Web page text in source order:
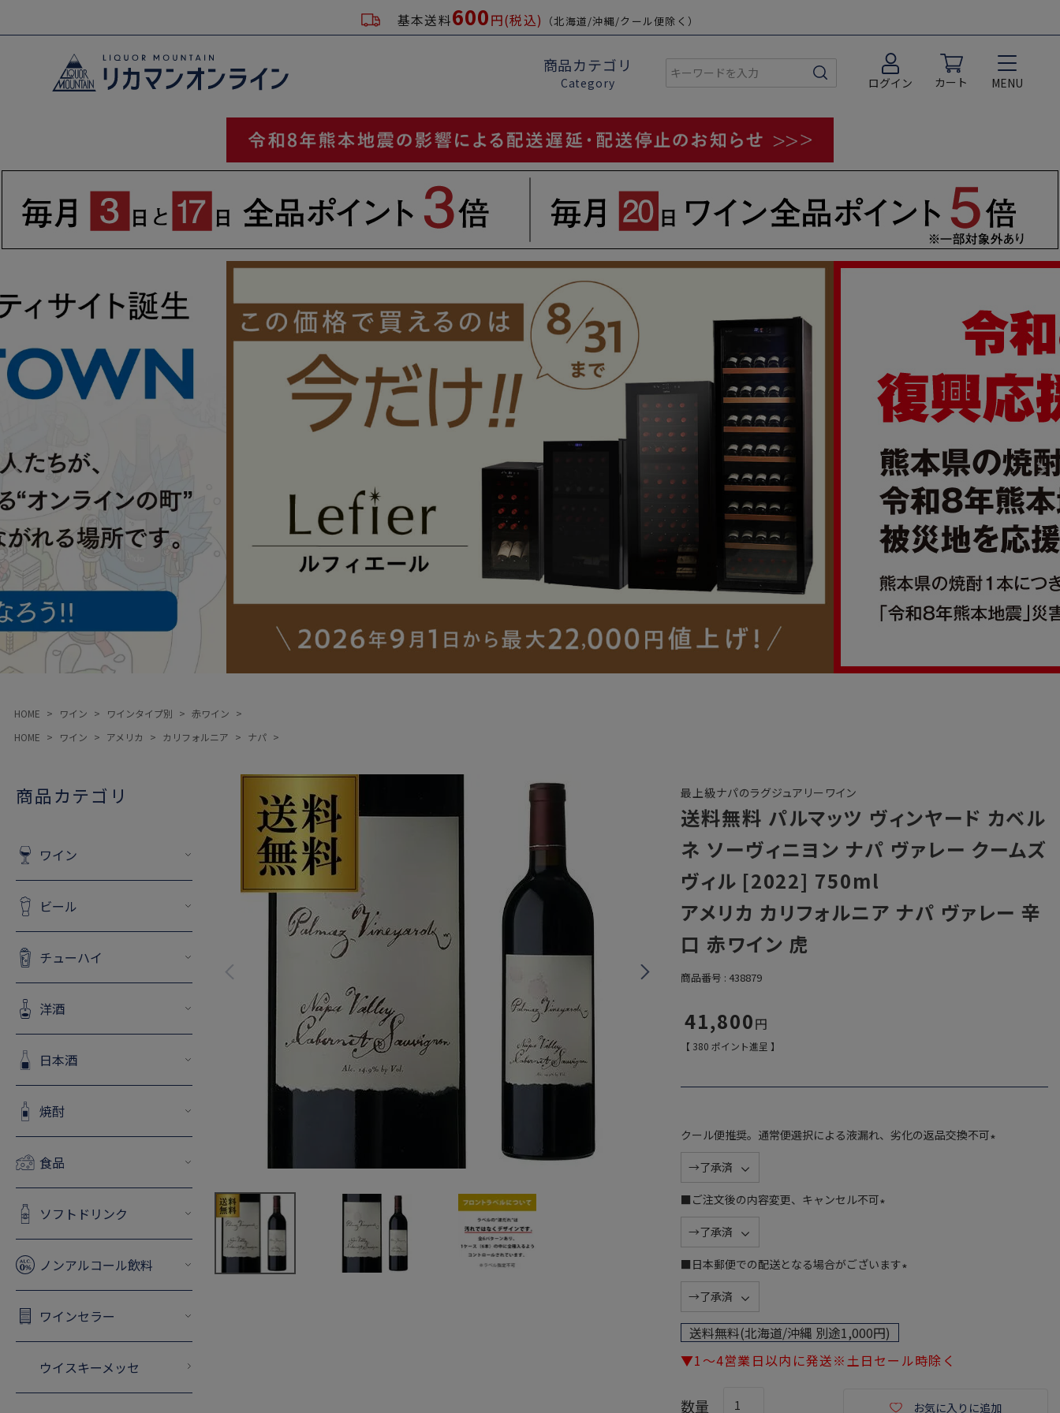
基本送料600円(税込) （北海道/沖縄/クール便除く）
商品カテゴリ
Category ログイン カート MENU
HOME ワイン ワインタイプ別
赤ワイン
HOME
ワイン アメリカ カリフォルニア ナパ
商品カテゴリ
ワイン
ビール
チューハイ
洋酒
日本酒
焼酎
食品
ソフトドリンク
ノンアルコール飲料
ワインセラー
ウイスキーメッセ
最上級ナパのラグジュアリーワイン
送料無料 パルマッツ ヴィンヤード カベル
ネ ソーヴィニヨン ナパ ヴァレー クームズ
ヴィル [2022] 750ml
アメリカ カリフォルニア ナパ ヴァレー 辛
口 赤ワイン 虎
商品番号 438879
41,800
【 380 ポイント進呈 】
クール便推奨。通常便選択による液漏れ、劣化の返品交換不可
■ご注文後の内容変更、キャンセル不可
須
■日本郵便での配送となる場合がございます
送料無料(北海道/沖縄 別途1,000円)
▼1～4営業日以内に発送※土日セール時除く
お気に入りに追加